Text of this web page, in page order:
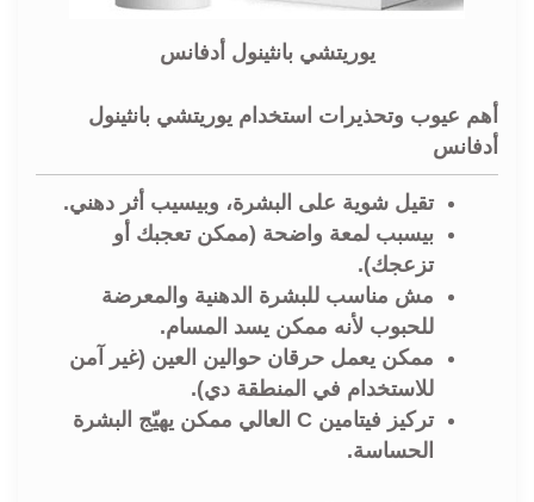
يوريتشي بانثينول أدفانس
أهم عيوب وتحذيرات استخدام يوريتشي بانثينول
أدفانس
تقيل شوية على البشرة، وبيسيب أثر دهني.
بيسبب لمعة واضحة (ممكن تعجبك أو
تزعجك).
مش مناسب للبشرة الدهنية والمعرضة
للحبوب لأنه ممكن يسد المسام.
ممكن يعمل حرقان حوالين العين (غير آمن
للاستخدام في المنطقة دي).
تركيز فيتامين C العالي ممكن يهيّج البشرة
الحساسة.